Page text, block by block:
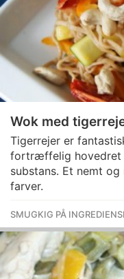
Wok med
Tigerrejer er
fortræffelig hovedret
substans. Et nemt
farver.
SMUGKIG PÅ